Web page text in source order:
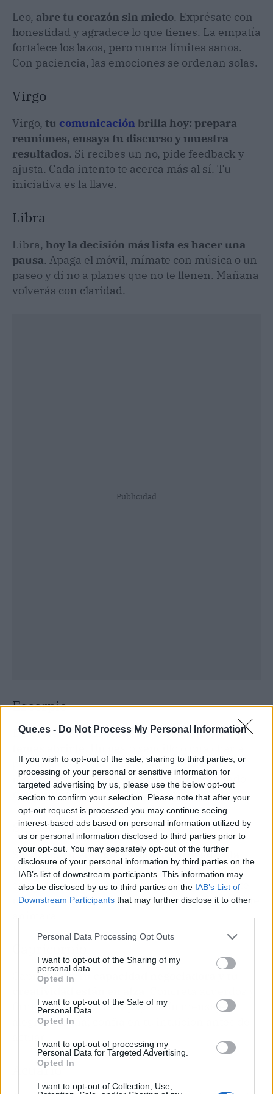
Que.es - Do Not Process My Personal Information
If you wish to opt-out of the sale, sharing to third parties, or
processing of your personal or sensitive information for
targeted advertising by us, please use the below opt-out
section to confirm your selection. Please note that after your
opt-out request is processed you may continue seeing
interest-based ads based on personal information utilized by
us or personal information disclosed to third parties prior to
your opt-out. You may separately opt-out of the further
disclosure of your personal information by third parties on the
IAB’s list of downstream participants. This information may
also be disclosed by us to third parties on the IAB’s List of
Downstream Participants that may further disclose it to other
Personal Data Processing Opt Outs
I want to opt-out of the Sharing of my
personal data.
Opted In
I want to opt-out of the Sale of my
Personal Data.
Opted In
I want to opt-out of processing my
Personal Data for Targeted Advertising.
Opted In
I want to opt-out of Collection, Use,
Leo, abre tu corazón sin miedo. Exprésate con
honestidad y agradece lo que tienes. La empatía
fortalece los lazos, pero marca límites sanos.
Con paciencia, las emociones se ordenan solas.
Virgo
Virgo, tu comunicaciónbrilla hoy: prepara
reuniones, ensaya tu discurso y muestra
resultados. Si recibes un no, pide feedback y
ajusta. Cada intento te acerca más al sí. Tu
iniciativa es la llave.
Libra
Libra, hoy la decisión más lista es hacer una
pausa. Apaga el móvil, mímate con música o un
paseo y di no a planes que no te llenen. Mañana
volverás con claridad.
Publicidad
Escorpio
Escorpio,el amor agita tus emociones; no
profunda reavivan la chispa. Confía en tu
intuición y fluye. Solo recuerda que el mundo
real también espera tu atención.
Sagitario
Sagitario,tu energía es alta, pero dosifícala
Escucha a tu cuerpo y regálate pausas. Una
conversación pendiente se desbloqueará si te
muestras flexible. Al final, un reconocimiento te
animará.
Capricornio,tu capacidad negociadora y tu
firmas, pues tendrás apoyos. Un mensaje
alegrará tu día; confía en tu intuición antes de
Acuario